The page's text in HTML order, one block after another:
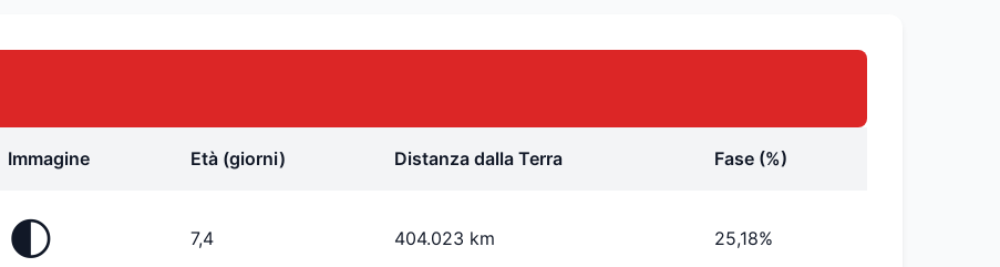
Immagine Età (giorni) Distanza dalla Terra Fase (%)
🌓 7,4 404.023 km 25,18%